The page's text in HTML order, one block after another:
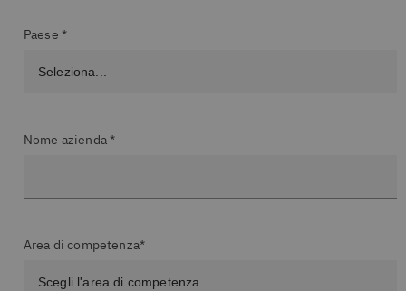
Paese *
Nome azienda *
Area di competenza*